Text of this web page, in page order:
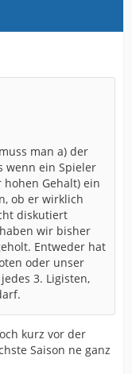
man a) der
wenn ein Spieler
Gehalt) ein
ob er wirklich
diskutiert
wir bisher
Entweder hat
oder unser
3. Ligisten,
kurz vor der
Saison ne ganz